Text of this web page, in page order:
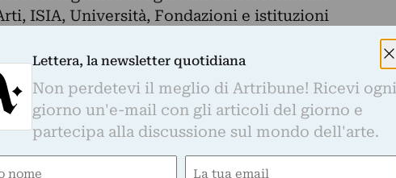
ISIA, Università, Fondazioni e istituzioni
La mostra inaugura SUPERVISION.
il nuovo programma internazionale
fotografia e alla città etnea, che prevede anche
Brodbeck, incontri con esperti,
internazionali, e attività di educazione
curate dagli studenti del corso di
del patrimonio artistico contemporaneo
Lettera, la newsletter quotidiana
Non perdetevi il meglio di Artribune! Ricevi ogni
giorno un'e-mail con gli articoli del giorno e
partecipa alla discussione sul mondo dell'arte.
Email